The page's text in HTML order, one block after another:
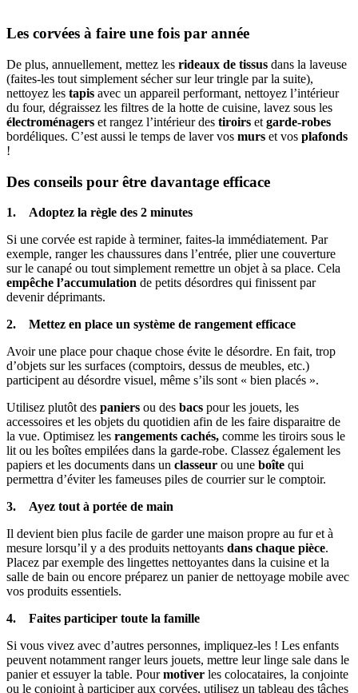
Les corvées à faire une fois par année
De plus, annuellement, mettez les rideaux de tissus dans la laveuse
(faites-les tout simplement sécher sur leur tringle par la suite),
nettoyez les tapis avec un appareil performant, nettoyez l’intérieur
du four, dégraissez les filtres de la hotte de cuisine, lavez sous les
électroménagers et rangez l’intérieur des tiroirs et garde-robes
bordéliques. C’est aussi le temps de laver vos murs et vos plafonds
!
Des conseils pour être davantage efficace
1. Adoptez la règle des 2 minutes
Si une corvée est rapide à terminer, faites-la immédiatement. Par
exemple, ranger les chaussures dans l’entrée, plier une couverture
sur le canapé ou tout simplement remettre un objet à sa place. Cela
empêche l’accumulation de petits désordres qui finissent par
devenir déprimants.
2. Mettez en place un système de rangement efficace
Avoir une place pour chaque chose évite le désordre. En fait, trop
d’objets sur les surfaces (comptoirs, dessus de meubles, etc.)
participent au désordre visuel, même s’ils sont « bien placés ».
Utilisez plutôt des paniers ou des bacs pour les jouets, les
accessoires et les objets du quotidien afin de les faire disparaitre de
la vue. Optimisez les rangements cachés, comme les tiroirs sous le
lit ou les boîtes empilées dans la garde-robe. Classez également les
papiers et les documents dans un classeur ou une boîte qui
permettra d’éviter les fameuses piles de courrier sur le comptoir.
3. Ayez tout à portée de main
Il devient bien plus facile de garder une maison propre au fur et à
mesure lorsqu’il y a des produits nettoyants dans chaque pièce.
Placez par exemple des lingettes nettoyantes dans la cuisine et la
salle de bain ou encore préparez un panier de nettoyage mobile avec
vos produits essentiels.
4. Faites participer toute la famille
Si vous vivez avec d’autres personnes, impliquez-les ! Les enfants
peuvent notamment ranger leurs jouets, mettre leur linge sale dans le
panier et essuyer la table. Pourmotiver les colocataires, la conjointe
ou le conjoint à participer aux corvées, utilisez un tableau des tâches